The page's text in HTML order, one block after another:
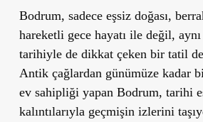
Bodrum, sadece eşsiz doğası,
hareketli gece hayatı ile değil,
tarihiyle de dikkat çeken bir tatil
Antik çağlardan günümüze kadar
ev sahipliği yapan Bodrum, tarihi
kalıntılarıyla geçmişin izlerini